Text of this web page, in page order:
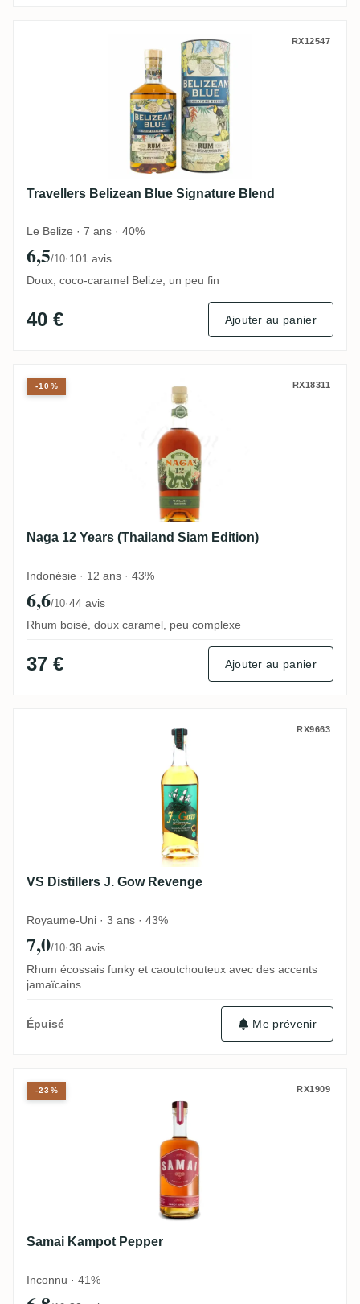
Travellers Belizean Blue Signature Blend
RX12547
Travellers Belizean Blue Signature Blend
Le Belize · 7 ans · 40%
6,5/10·101 avis
Doux, coco-caramel Belize, un peu fin
40 € Ajouter au panier
Naga 12 Years (Thailand Siam Edition)
RX18311
Naga 12 Years (Thailand Siam Edition)
Indonésie · 12 ans · 43%
6,6/10·44 avis
Rhum boisé, doux caramel, peu complexe
37 € Ajouter au panier
-10%
VS Distillers J. Gow Revenge RX9663
VS Distillers J. Gow Revenge
Royaume-Uni · 3 ans · 43%
7,0/10·38 avis
Rhum écossais funky et caoutchouteux avec des accents
jamaïcains
Épuisé Me prévenir
Samai Kampot Pepper RX1909
Samai Kampot Pepper
Inconnu · 41%
-23%